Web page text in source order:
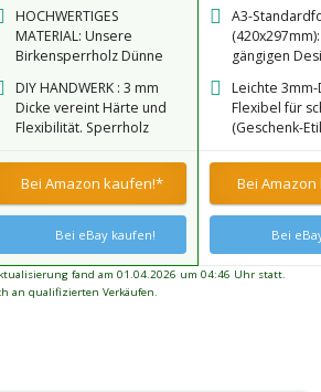
HOCHWERTIGES
MATERIAL: Unsere
Birkensperrholz Dünne
eine erstklassige Qualität
und sind ideal für
verschiedenste
sperrholzplatte für Beizen,
Handwerk (DIY), Lackieren,
Laubsäge, Brandmalerei,
Laserschnitt, CNC Router,
Durchbrochenes.
DIY HANDWERK : 3 mm
Dicke vereint Härte und
Flexibilität. Sperrholz
geschliffene Oberfläche
auf. Sie eignen sich ideal
als blanko Holz-Zuschnitt,
der nach persönlichem
Geschmack beklebt und
bemalt werden kann.
Sperrholzplatte 3mmist
A3-
gängigen
splitterfreie
Schneiden/
ideal für
Leichte 3mm-
Flexibel für
(Geschenk-
Verformung.
Bei Amazon kaufen!*
Bei eBay kaufen!
Bei
Bei
fand am 01.04.2026 um 04:46 Uhr statt.
an qualifizierten Verkäufen.